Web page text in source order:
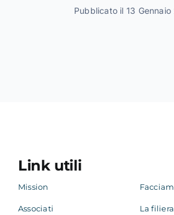
Pubblicato il 13
Link utili
Mission
Associati
La